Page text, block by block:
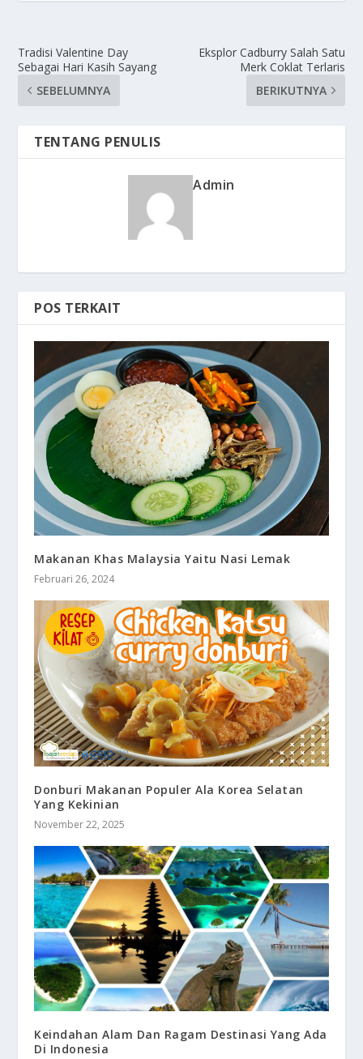
Tradisi Valentine Day
Sebagai Hari Kasih Sayang
SEBELUMNYA
Eksplor Cadburry Salah Satu
Merk Coklat Terlaris
BERIKUTNYA
TENTANG PENULIS
Admin
POS TERKAIT
Makanan Khas Malaysia Yaitu Nasi Lemak
Februari 26, 2024
Donburi Makanan Populer Ala Korea Selatan
Yang Kekinian
November 22, 2025
Keindahan Alam Dan Ragam Destinasi Yang Ada
Di Indonesia